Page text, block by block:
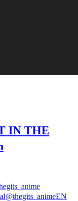
IN THE
@thegits_animeEN